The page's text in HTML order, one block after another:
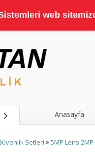
web
Anasayfa
Setleri 5MP Lens